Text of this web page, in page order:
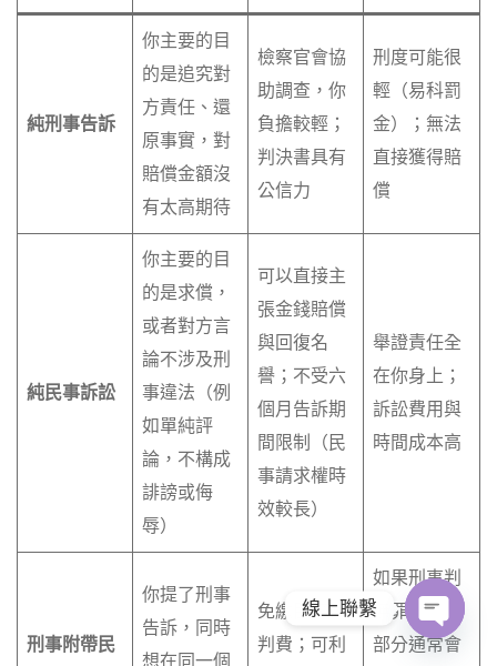
純刑事告訴
你主要的目
的是追究對
方責任、還
原事實，對
賠償金額沒
有太高期待
檢察官會協
助調查，你
負擔較輕；
判決書具有
公信力
刑度可能很
輕（易科罰
金）；無法
直接獲得賠
償
純民事訴訟
你主要的目
的是求償，
或者對方言
論不涉及刑
事違法（例
如單純評
論，不構成
誹謗或侮
辱）
可以直接主
張金錢賠償
與回復名
譽；不受六
個月告訴期
間限制（民
事請求權時
效較長）
舉證責任全
在你身上；
訴訟費用與
時間成本高
刑事附帶民
你提了刑事
告訴，同時
免繳民事裁
判費；可利
如果刑事判
無罪，民事
部分通常會
線上聯繫
O